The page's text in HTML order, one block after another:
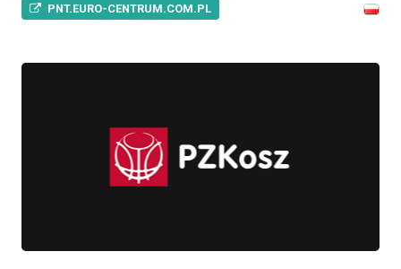
PNT.EURO-CENTRUM.COM.PL